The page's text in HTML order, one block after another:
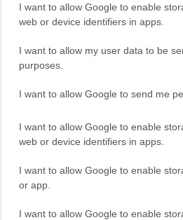
I want to allow Google to enable
web or device identifiers in apps.
I want to allow my user data to be
purposes.
I want to allow Google to send me
I want to allow Google to enable
web or device identifiers in apps.
I want to allow Google to enable
or app.
I want to allow Google to enable